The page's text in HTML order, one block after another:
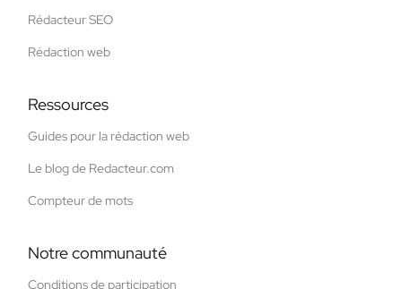
Rédacteur SEO
Rédaction web
Ressources
Guides pour la rédaction web
Le blog de Redacteur.com
Compteur de mots
Notre communauté
Conditions de participation